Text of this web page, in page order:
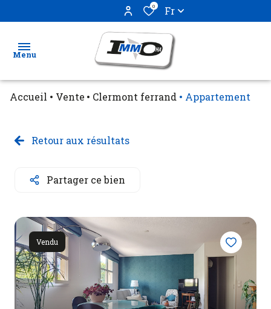
0 Fr
Menu
Locations
vendus
Estimation
Gestion
Contact
Accueil Vente Clermont ferrand Appartement
Retour aux résultats
Partager ce bien
Vendu